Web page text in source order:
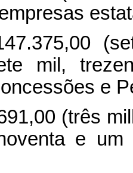
mil,
e
(três
e